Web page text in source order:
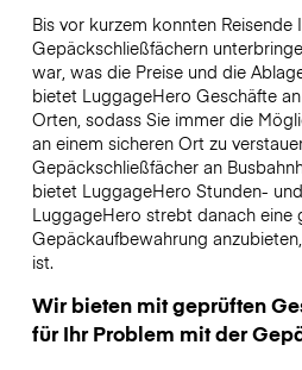
Bis vor kurzem konnten Reisende
Gepäckschließfächern
war, was die Preise und die
bietet LuggageHero Geschäfte
Orten, sodass Sie immer die
an einem sicheren Ort zu
Gepäckschließfächer an
bietet LuggageHero Stunden-
LuggageHero strebt danach eine
Gepäckaufbewahrung
ist.
Wir bieten mit geprüften
für Ihr Problem mit der